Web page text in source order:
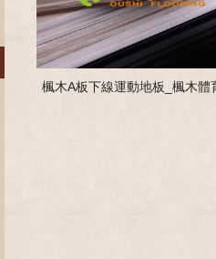
楓木A板下線運動地板_楓木體